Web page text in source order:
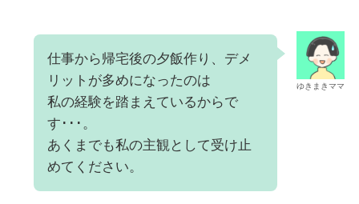
ゆきまきママ
仕事から帰宅後の夕飯作り、デメ
リットが多めになったのは
私の経験を踏まえているからで
す･･･。
あくまでも私の主観として受け止
めてください。